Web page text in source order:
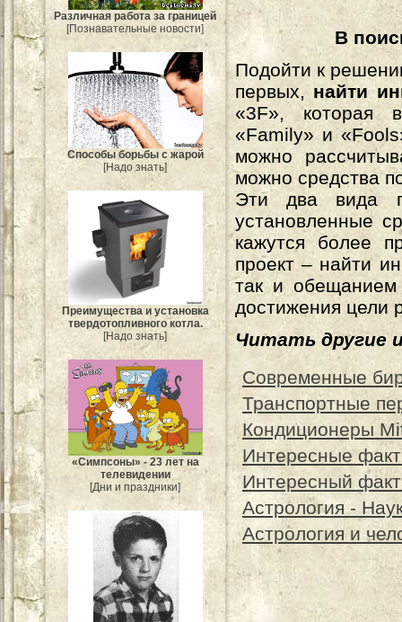
Различная работа за границей
[Познавательные новости]
Способы борьбы с жарой
[Надо знать]
Преимущества и установка
твердотопливного котла.
[Надо знать]
«Симпсоны» - 23 лет на
телевидении
[Дни и праздники]
В
Подойти к
первых, найти
«3F», которая
«Family» и
можно
можно средства
Эти два вида
установленные
кажутся более
проект – найти
так и
достижения цели
Читать другие
Современные
Транспортные
Кондиционеры
Интересные
Интересный
Астрология -
Астрология и